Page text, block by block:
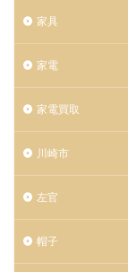
家具
家電
家電買取
川崎市
左官
帽子